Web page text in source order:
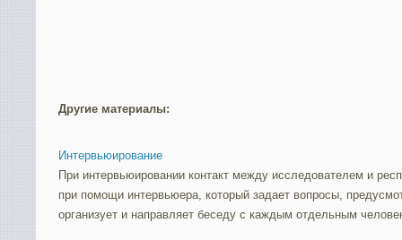
Другие материалы:
Интервьюирование
При интервьюировании контакт между исследователем и
при помощи интервьюера, который задает вопросы,
организует и направляет беседу с каждым отдельным